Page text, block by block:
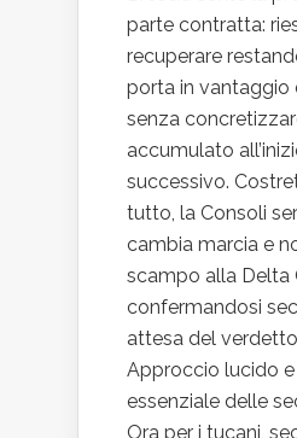
parte contratta:
recuperare
porta in vantaggio
senza
accumulato
successivo.
tutto, la Consoli
cambia marcia e
scampo alla Delta
confermandosi
attesa del
Approccio lucido
essenziale delle
Ora per i tucani,